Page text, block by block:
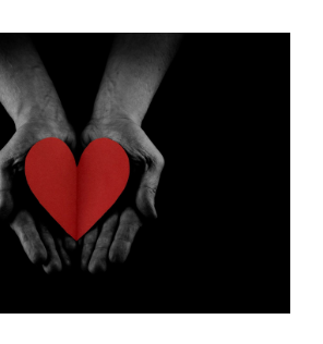
un creyente sin una
evangélica a la Ley
de Dios?
Artículos